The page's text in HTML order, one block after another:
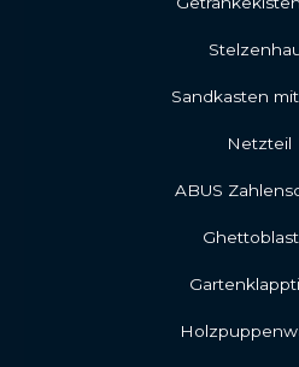
Sandkasten
Netzteil
ABUS